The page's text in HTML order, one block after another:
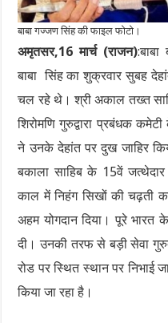
बाबा गज्जण सिंह की फाइल फोटो।
अमृतसर,16 मार्च (राजन)
बाबा सिंह का शुक्रवार सुबह
चल रहे थे। श्री अकाल तख्त
शिरोमणि गुरुद्वारा प्रबंधक
ने उनके देहांत पर दुख जाहिर
बकाला साहिब के 15वें
काल में निहंग सिखों की चढ़ती
अहम योगदान दिया। पूरे भारत
दी। उनकी तरफ से बड़ी सेवा
रोड पर स्थित स्थान पर निभाई
किया जा रहा है।